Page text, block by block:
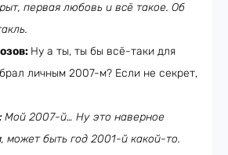
первая любовь и всё такое. Об
Ну а ты, ты бы всё-таки для
личным 2007-м? Если не секрет,
Мой 2007-й… Ну это наверное
может быть год 2001-й какой-то.